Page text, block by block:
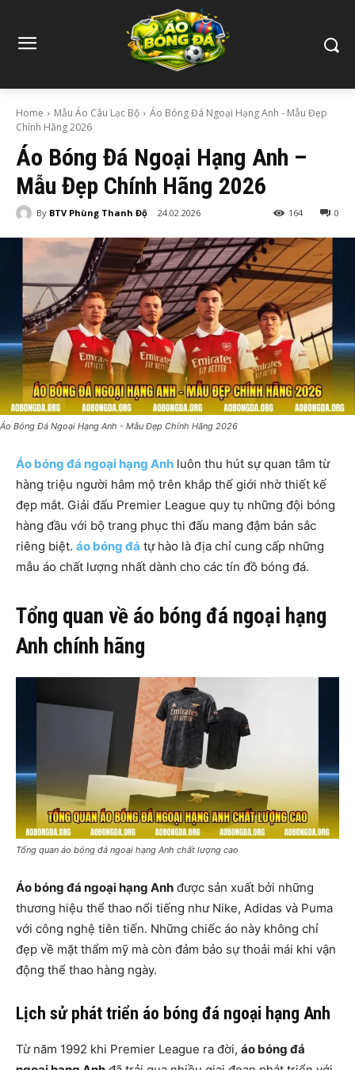
Home Mẫu Áo Câu Lạc Bộ
Áo Bóng Đá Ngoại Hạng Anh - Mẫu Đẹp
Chính Hãng 2026
Áo Bóng Đá Ngoại Hạng Anh –
Mẫu Đẹp Chính Hãng 2026
By BTV Phùng Thanh Độ 24.02.2026 0
164
Áo Bóng Đá Ngoại Hạng Anh - Mẫu Đẹp Chính Hãng 2026
Áo bóng đá ngoại hạng Anh luôn thu hút sự quan tâm từ
hàng triệu người hâm mộ trên khắp thế giới nhờ thiết kế
đẹp mắt. Giải đấu Premier League quy tụ những đội bóng
hàng đầu với bộ trang phục thi đấu mang đậm bản sắc
riêng biệt. áo bóng đá tự hào là địa chỉ cung cấp những
mẫu áo chất lượng nhất dành cho các tín đồ bóng đá.
Tổng quan về áo bóng đá ngoại hạng
Anh chính hãng
Tổng quan áo bóng đá ngoại hạng Anh chất lượng cao
Áo bóng đá ngoại hạng Anh được sản xuất bởi những
thương hiệu thể thao nổi tiếng như Nike, Adidas và Puma
với công nghệ tiên tiến. Những chiếc áo này không chỉ
đẹp về mặt thẩm mỹ mà còn đảm bảo sự thoải mái khi vận
động thể thao hàng ngày.
Lịch sử phát triển áo bóng đá ngoại hạng Anh
Từ năm 1992 khi Premier League ra đời, áo bóng đá